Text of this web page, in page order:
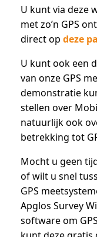
U kunt via deze
met zo’n GPS
direct op deze
U kunt ook een
van onze GPS
demonstratie
stellen over
natuurlijk ook
betrekking tot
Mocht u geen
of wilt u snel
GPS
Apglos Survey
software om